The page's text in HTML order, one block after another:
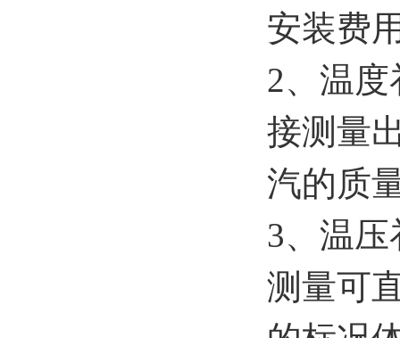
安装费
2、温
接测量
汽的质
3、温
测量可